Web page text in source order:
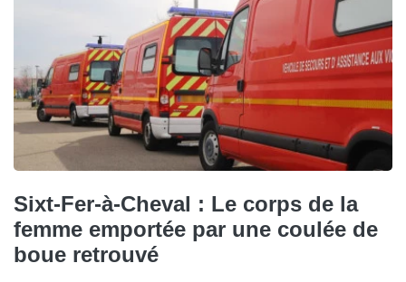
Sixt-Fer-à-Cheval : Le corps de la
femme emportée par une coulée de
boue retrouvé